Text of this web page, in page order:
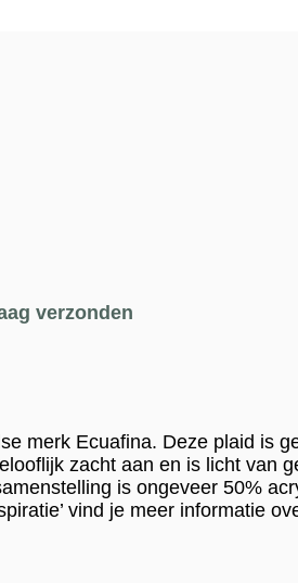
verzonden
merk Ecuafina. Deze plaid is
zacht aan en is licht van
is ongeveer 50%
vind je meer informatie